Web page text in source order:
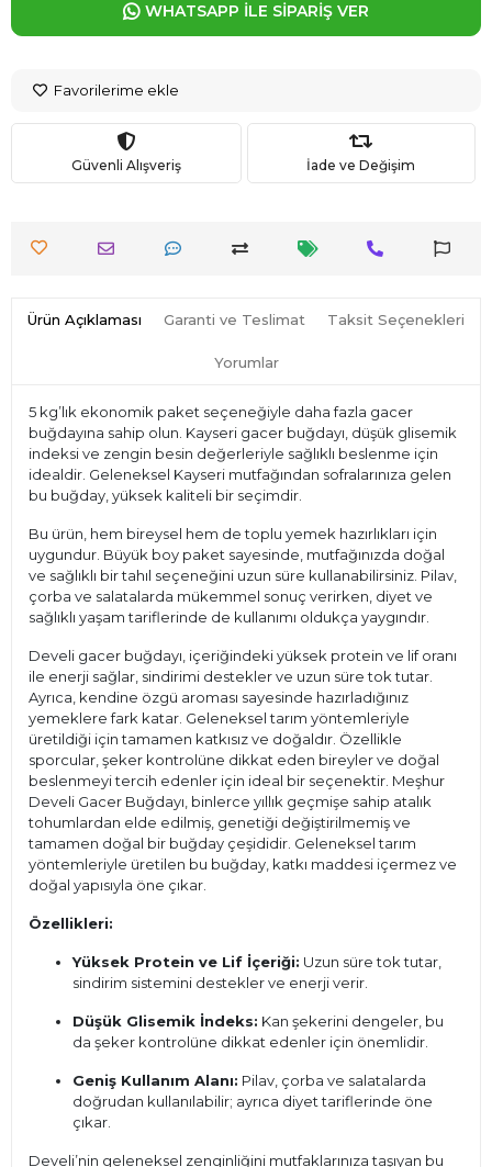
WHATSAPP İLE SİPARİŞ VER
Favorilerime ekle
Güvenli Alışveriş İade ve Değişim
Ürün Açıklaması Garanti ve Teslimat Taksit Seçenekleri
Yorumlar
5 kg’lık ekonomik paket seçeneğiyle daha fazla gacer
buğdayına sahip olun. Kayseri gacer buğdayı, düşük glisemik
indeksi ve zengin besin değerleriyle sağlıklı beslenme için
idealdir. Geleneksel Kayseri mutfağından sofralarınıza gelen
bu buğday, yüksek kaliteli bir seçimdir.
Bu ürün, hem bireysel hem de toplu yemek hazırlıkları için
uygundur. Büyük boy paket sayesinde, mutfağınızda doğal
ve sağlıklı bir tahıl seçeneğini uzun süre kullanabilirsiniz. Pilav,
çorba ve salatalarda mükemmel sonuç verirken, diyet ve
sağlıklı yaşam tariflerinde de kullanımı oldukça yaygındır.
Develi gacer buğdayı, içeriğindeki yüksek protein ve lif oranı
ile enerji sağlar, sindirimi destekler ve uzun süre tok tutar.
Ayrıca, kendine özgü aroması sayesinde hazırladığınız
yemeklere fark katar. Geleneksel tarım yöntemleriyle
üretildiği için tamamen katkısız ve doğaldır. Özellikle
sporcular, şeker kontrolüne dikkat eden bireyler ve doğal
beslenmeyi tercih edenler için ideal bir seçenektir. Meşhur
Develi Gacer Buğdayı, binlerce yıllık geçmişe sahip atalık
tohumlardan elde edilmiş, genetiği değiştirilmemiş ve
tamamen doğal bir buğday çeşididir. Geleneksel tarım
yöntemleriyle üretilen bu buğday, katkı maddesi içermez ve
doğal yapısıyla öne çıkar.
Özellikleri:
Yüksek Protein ve Lif İçeriği: Uzun süre tok tutar,
sindirim sistemini destekler ve enerji verir.
Düşük Glisemik İndeks: Kan şekerini dengeler, bu
da şeker kontrolüne dikkat edenler için önemlidir.
Geniş Kullanım Alanı: Pilav, çorba ve salatalarda
doğrudan kullanılabilir; ayrıca diyet tariflerinde öne
çıkar.
Develi’nin geleneksel zenginliğini mutfaklarınıza taşıyan bu